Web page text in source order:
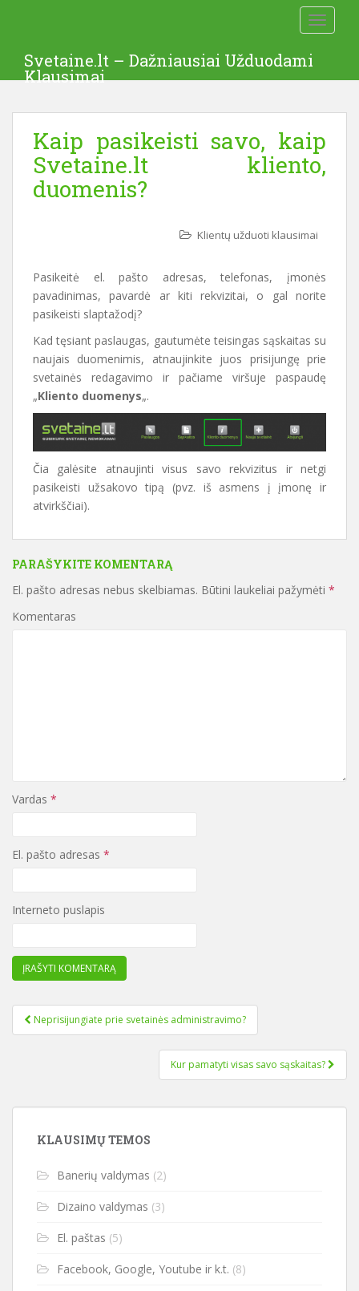
t
Svetaine.lt – Dažniausiai Užduodami
Klausimai
Kaip pasikeisti savo, kaip
Svetaine.lt kliento,
duomenis?
Klientų užduoti klausimai
Pasikeitė el. pašto adresas, telefonas, įmonės
pavadinimas, pavardė ar kiti rekvizitai, o gal norite
pasikeisti slaptažodį?
Kad tęsiant paslaugas, gautumėte teisingas sąskaitas su
naujais duomenimis, atnaujinkite juos prisijungę prie
svetainės redagavimo ir pačiame viršuje paspaudę
„Kliento duomenys„.
Čia galėsite atnaujinti visus savo rekvizitus ir netgi
pasikeisti užsakovo tipą (pvz. iš asmens į įmonę ir
atvirkščiai).
PARAŠYKITE KOMENTARĄ
El. pašto adresas nebus skelbiamas. Būtini laukeliai pažymėti *
Komentaras
Vardas *
El. pašto adresas *
Interneto puslapis
Navigacija tarp įrašų
Neprisijungiate prie svetainės administravimo?
Kur pamatyti visas savo sąskaitas?
KLAUSIMŲ TEMOS
Banerių valdymas (2)
Dizaino valdymas (3)
El. paštas (5)
Facebook, Google, Youtube ir k.t. (8)